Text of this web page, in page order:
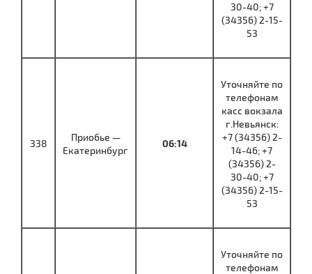
30-40; +7
(34356) 2-15-
53
338
Приобье —
Екатеринбург
06:14
Уточняйте по
телефонам
касс вокзала
г.Невьянск:
+7 (34356) 2-
14-46; +7
(34356) 2-
30-40; +7
(34356) 2-15-
53
Уточняйте по
телефонам